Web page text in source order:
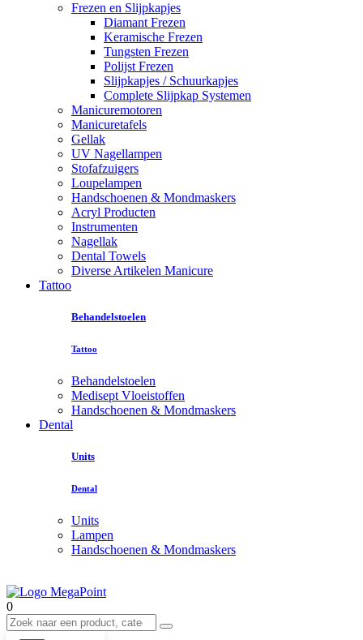
Frezen en Slijpkapjes
Diamant Frezen
Keramische Frezen
Tungsten Frezen
Polijst Frezen
Slijpkapjes / Schuurkapjes
Complete Slijpkap Systemen
Manicuremotoren
Manicuretafels
Gellak
UV Nagellampen
Stofafzuigers
Loupelampen
Handschoenen & Mondmaskers
Acryl Producten
Instrumenten
Nagellak
Dental Towels
Diverse Artikelen Manicure
Tattoo
Behandelstoelen
Tattoo
Behandelstoelen
Medisept Vloeistoffen
Handschoenen & Mondmaskers
Dental
Units
Dental
Units
Lampen
Handschoenen & Mondmaskers
0